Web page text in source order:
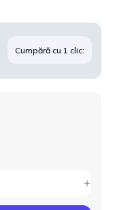
Cumpără cu 1 clic: